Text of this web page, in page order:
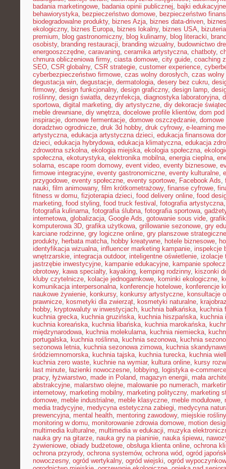
badania marketingowe, badania opinii publicznej, bajki edukacyjne
behawiorystyka, bezpieczeństwo domowe, bezpieczeństwo
biodegradowalne produkty, biznes Azja, biznes data-driven,
ekologiczny, biznes Europa, biznes lokalny, biznes USA,
premium, blog gastronomiczny, blog kulinarny, blog literacki,
osobisty, branding restauracji, branding wizualny, budownictwo
energooszczędne, caravaning, ceramika artystyczna, chatboty,
chmura obliczeniowa firmy, ciasta domowe, city guide, coaching
SEO, CSR globalny, CSR strategie, customer experience,
cyberbezpieczeństwo firmowe, czas wolny dorosłych, czas
degustacja win, degustacje, dermatologia, desery bez cukru,
firmowy, design funkcjonalny, design graficzny, design lamp,
roślinny, design światła, dezynfekcja, diagnostyka laboratoryjna,
sportowa, digital marketing, diy artystyczne, diy dekoracje
meble drewniane, diy wnętrza, docelowe profile klientów, dom
inspiracje, domowe fermentacje, domowe oszczędzanie, domowe
doradztwo ogrodnicze, druk 3d hobby, druk cyfrowy, e-learning
artystyczna, edukacja artystyczna dzieci, edukacja finansowa
dzieci, edukacja hybrydowa, edukacja klimatyczna, edukacja
zdrowotna szkolna, ekologia miejska, ekologia społeczna,
społeczna, ekoturystyka, elektronika mobilna, energia cieplna,
solarna, escape room domowy, event video, eventy biznesowe,
firmowe integracyjne, eventy gastronomiczne, eventy kulturalne,
przygodowe, eventy społeczne, eventy sportowe, Facebook Ads,
nauki, film animowany, film krótkometrażowy, finanse cyfrowe,
fitness w domu, fizjoterapia dzieci, food delivery online, food
marketing, food styling, food truck festival , fotografia artystyczna
fotografia kulinarna, fotografia ślubna, fotografia sportowa,
internetowa, globalizacja, Google Ads, gotowanie sous vide,
komputerowa 3D, grafika użytkowa, grillowanie sezonowe, gry
karciane rodzinne, gry logiczne online, gry planszowe strategiczne
produkty, herbata matcha, hobby kreatywne, hotele biznesowe,
identyfikacja wizualna, influencer marketing kampanie, inspekcje
wnętrzarskie, integracja outdoor, inteligentne oświetlenie, izolacje
jastrzębie inwestycyjne, kampanie edukacyjne, kampanie
obrotowy, kawa specialty, kayaking, kemping rodzinny, kiszonki
kluby czytelnicze, kolacje jednogarnkowe, kominki ekologiczne,
komunikacja interpersonalna, konferencje hotelowe, konferencje
naukowe żywienie, konkursy, konkursy artystyczne, konsultacje
prawnicze, kosmetyki dla zwierząt, kosmetyki naturalne,
hobby, kryptowaluty w inwestycjach, kuchnia bałkańska, kuchnia
kuchnia grecka, kuchnia gruzińska, kuchnia hiszpańska, kuchnia
kuchnia koreańska, kuchnia libańska, kuchnia marokańska,
międzynarodowa, kuchnia molekularna, kuchnia niemiecka,
portugalska, kuchnia roślinna, kuchnia sezonowa, kuchnia
sezonowa letnia, kuchnia sezonowa zimowa, kuchnia
śródziemnomorska, kuchnia tajska, kuchnia turecka, kuchnia
kuchnia zero waste, kuchnie na wymiar, kultura online, kursy
last minute, łazienki nowoczesne, lobbying, logistyka e-commerce
pracy, łyżwiarstwo, made in Poland, magazyn energii, mała
abstrakcyjne, malarstwo olejne, malowanie po numerach,
internetowy, marketing mobilny, marketing polityczny, marketing
domowe, meble industrialne, meble klasyczne, meble modułowe,
media tradycyjne, medycyna estetyczna zabiegi, medycyna
prewencyjna, mental health, mentoring zawodowy, miejskie rośliny
monitoring w domu, monitorowanie zdrowia domowe, motion
multimedia kulturalne, multimedia w edukacji, muzyka
nauka gry na gitarze, nauka gry na pianinie, nauka śpiewu,
żywieniowe, obiady budżetowe, obsługa klienta online, ochrona
ochrona przyrody, ochrona systemów, ochrona wód, ogród
nowoczesny, ogród wertykalny, ogród wiejski, ogród